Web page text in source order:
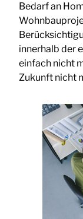
Bedarf an
innerhalb der
einfach nicht
Zukunft nicht